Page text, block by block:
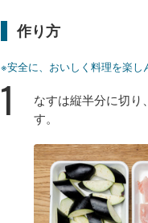
作り方
※安全に、おいしく料理を楽し
1
なすは縦半分に切り
す。